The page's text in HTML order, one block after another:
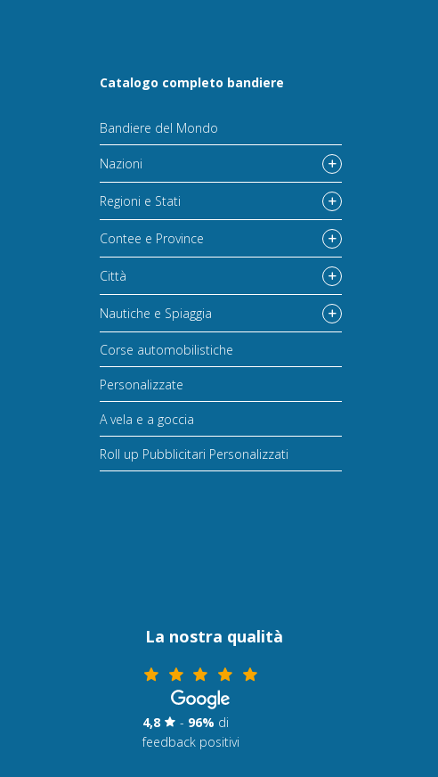
Catalogo completo bandiere
Bandiere del Mondo
Nazioni
Regioni e Stati
Contee e Province
Città
Nautiche e Spiaggia
Corse automobilistiche
Personalizzate
A vela e a goccia
Roll up Pubblicitari Personalizzati
La nostra qualità
4,8 - 96% di
feedback positivi